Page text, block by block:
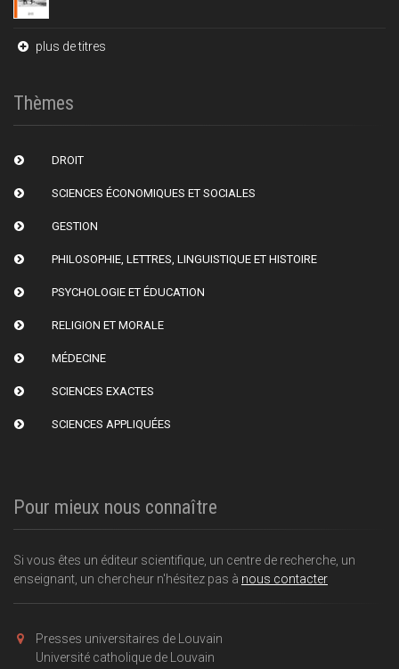
plus de titres
Thèmes
DROIT
SCIENCES ÉCONOMIQUES ET SOCIALES
GESTION
PHILOSOPHIE, LETTRES, LINGUISTIQUE ET HISTOIRE
PSYCHOLOGIE ET ÉDUCATION
RELIGION ET MORALE
MÉDECINE
SCIENCES EXACTES
SCIENCES APPLIQUÉES
Pour mieux nous connaître
Si vous êtes un éditeur scientifique, un centre de recherche, un
enseignant, un chercheur n'hésitez pas à nous contacter
Presses universitaires de Louvain
Université catholique de Louvain